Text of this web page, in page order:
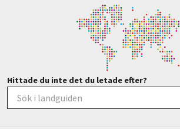
Hittade du inte det du letade efter?